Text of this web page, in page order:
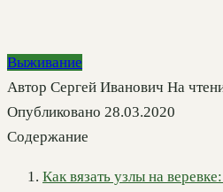
Выживание
Автор Сергей Иванович На
Опубликовано 28.03.2020
Содержание
Как вязать узлы на